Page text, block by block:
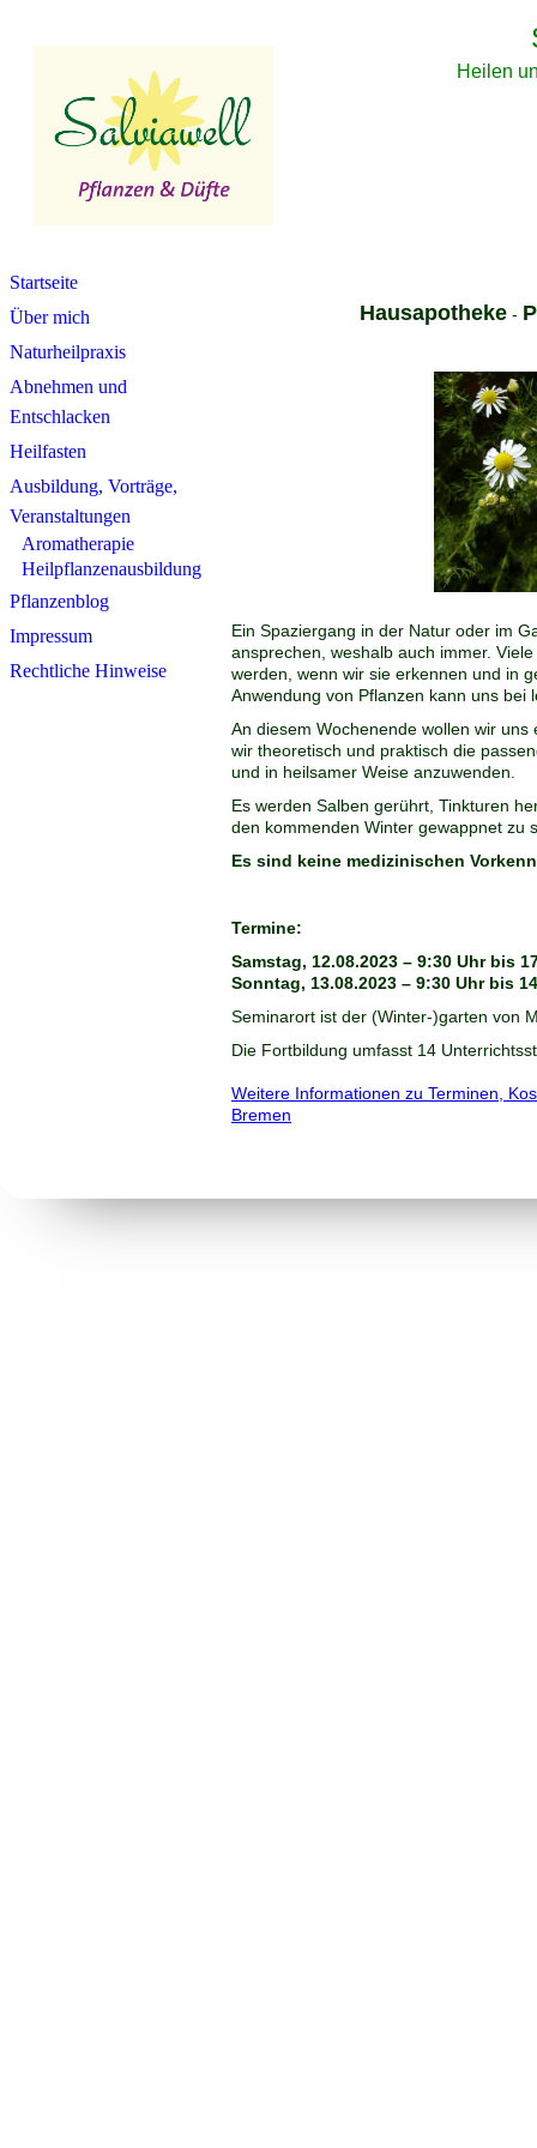
Heilen
Startseite
Über mich
Naturheilpraxis
Abnehmen und
Entschlacken
Heilfasten
Ausbildung, Vorträge,
Veranstaltungen
Aromatherapie
Heilpflanzenausbildung
Pflanzenblog
Impressum
Rechtliche Hinweise
Hausapotheke -
Ein Spaziergang in der Natur oder im
ansprechen, weshalb auch immer.
werden, wenn wir sie erkennen und in
Anwendung von Pflanzen kann uns
An diesem Wochenende wollen wir
wir theoretisch und praktisch die
und in heilsamer Weise anzuwenden.
Es werden Salben gerührt, Tinkturen
den kommenden Winter gewappnet zu
Es sind keine medizinischen
Termine:
Samstag, 12.08.2023 – 9:30 Uhr bis
Sonntag, 13.08.2023 – 9:30 Uhr bis
Seminarort ist der (Winter-)garten von
Die Fortbildung umfasst 14
Weitere Informationen zu Terminen,
Bremen